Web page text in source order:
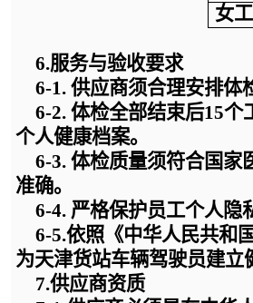
女工
6.服务与验收要求
6-1. 供应商须合理安排体
6-2. 体检全部结束后15
个人健康档案。
6-3. 体检质量须符合国家
准确。
6-4. 严格保护员工个人隐
6-5.依照《中华人民共和
为天津货站车辆驾驶员建立
7.供应商资质